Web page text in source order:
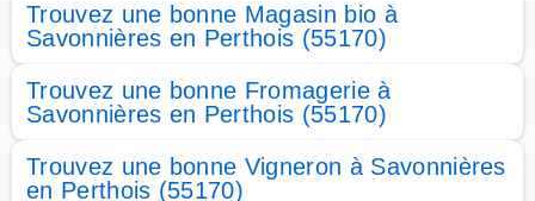
Trouvez une bonne Magasin bio à
Savonnières en Perthois (55170)
Trouvez une bonne Fromagerie à
Savonnières en Perthois (55170)
Trouvez une bonne Vigneron à Savonnières
en Perthois (55170)